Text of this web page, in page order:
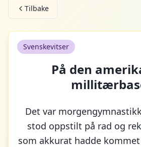
Tilbake
Svenskevitser
På den
Det var
stod oppstilt på rad og
som akkurat hadde